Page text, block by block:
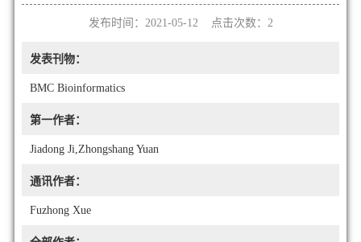
发布时间：2021-05-12 点击次数： 2
发表刊物：
BMC Bioinformatics
第一作者：
Jiadong Ji,Zhongshang Yuan
通讯作者：
Fuzhong Xue